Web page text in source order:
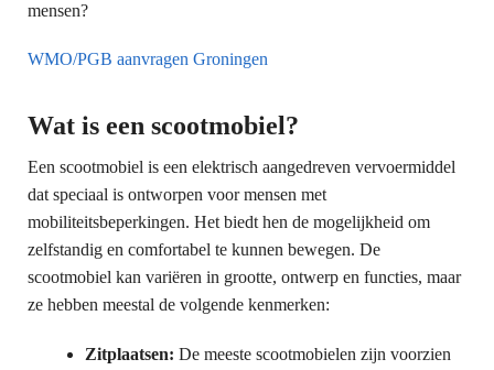
mensen?
WMO/PGB aanvragen Groningen
Wat is een scootmobiel?
Een scootmobiel is een elektrisch aangedreven vervoermiddel
dat speciaal is ontworpen voor mensen met
mobiliteitsbeperkingen. Het biedt hen de mogelijkheid om
zelfstandig en comfortabel te kunnen bewegen. De
scootmobiel kan variëren in grootte, ontwerp en functies, maar
ze hebben meestal de volgende kenmerken:
Zitplaatsen: De meeste scootmobielen zijn voorzien